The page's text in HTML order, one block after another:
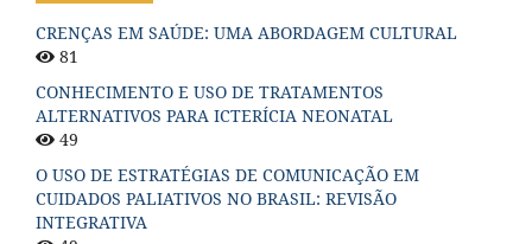
CRENÇAS EM SAÚDE: UMA ABORDAGEM CULTURAL
81
CONHECIMENTO E USO DE TRATAMENTOS
ALTERNATIVOS PARA ICTERÍCIA NEONATAL
49
O USO DE ESTRATÉGIAS DE COMUNICAÇÃO EM
CUIDADOS PALIATIVOS NO BRASIL: REVISÃO
INTEGRATIVA